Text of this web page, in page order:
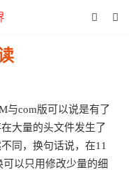
 
与com版可以说是有了
大量的头文件发生了
同，换句话说，在11
以只用修改少量的细